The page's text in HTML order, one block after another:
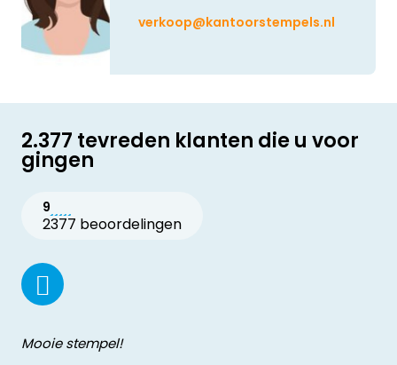
verkoop@kantoorstempels.nl
2.377 tevreden klanten die u voor
gingen
9
2377 beoordelingen
Mooie stempel!